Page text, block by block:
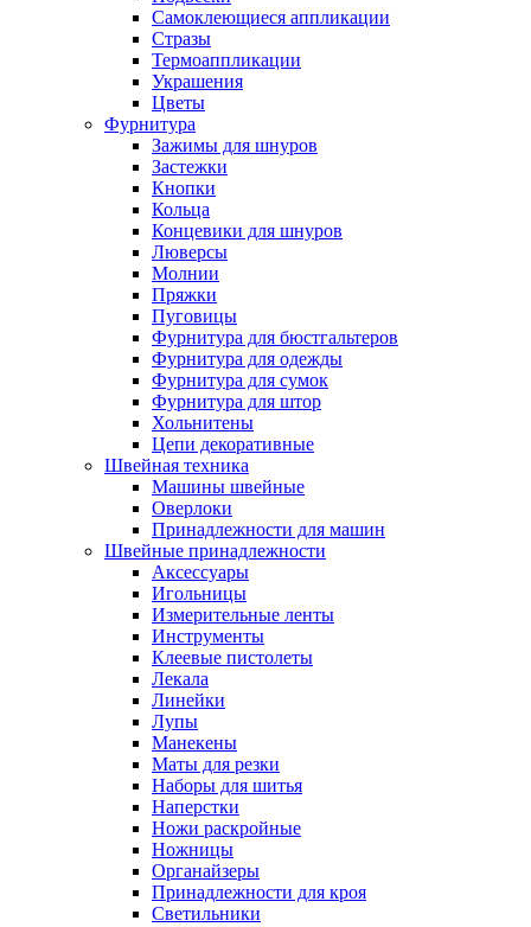
Самоклеющиеся аппликации
Стразы
Термоаппликации
Украшения
Цветы
Фурнитура
Зажимы для шнуров
Застежки
Кнопки
Кольца
Концевики для шнуров
Люверсы
Молнии
Пряжки
Пуговицы
Фурнитура для бюстгальтеров
Фурнитура для одежды
Фурнитура для сумок
Фурнитура для штор
Хольнитены
Цепи декоративные
Швейная техника
Машины швейные
Оверлоки
Принадлежности для машин
Швейные принадлежности
Аксессуары
Игольницы
Измерительные ленты
Инструменты
Клеевые пистолеты
Лекала
Линейки
Лупы
Манекены
Маты для резки
Наборы для шитья
Наперстки
Ножи раскройные
Ножницы
Органайзеры
Принадлежности для кроя
Светильники